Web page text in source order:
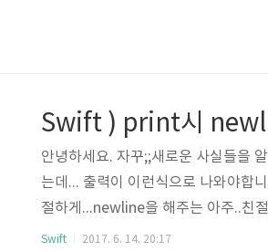
안녕하세요. 자꾸;;새로운 사실들을
는데... 출력이 이런식으로 나와야합
절하게...newline을 해주는 아주..친
안해주는 C++과 C는 친절하지 않은
Swift 2017. 6. 14. 20:17